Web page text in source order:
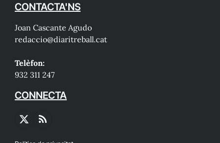
CONTACTA'NS
Joan Cascante Agudo
redaccio@diaritreball.cat
Telèfon:
932 311 247
CONNECTA
X
RSS